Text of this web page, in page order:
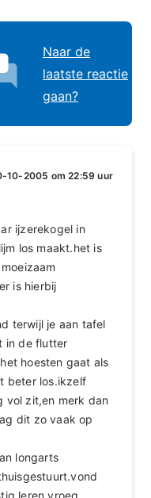
Naar de
laatste reactie
gaan?
10-2005 om 22:59 uur
ijzerekogel in
los maakt.het is
is hierbij
terwijl je aan tafel
in de flutter
hoesten gaat als
beter los.ikzelf
vol zit,en merk dan
dit zo vaak op
longarts
leren,vroeg